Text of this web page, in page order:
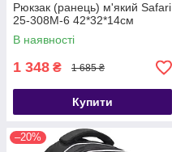
Рюкзак (ранець) м'який Safari
25-308M-6 42*32*14см
В наявності
1 348 ₴ 1 685 ₴
Купити
–20%